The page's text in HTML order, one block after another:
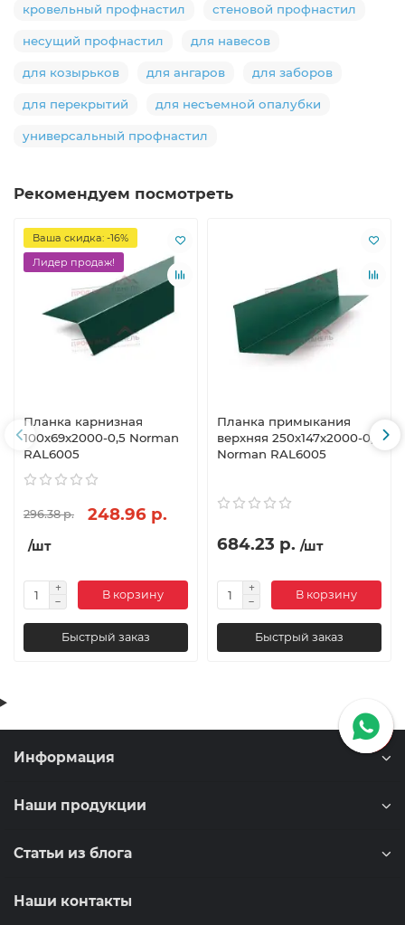
кровельный профнастил стеновой профнастил
несущий профнастил для навесов
для козырьков для ангаров для заборов
для перекрытий для несъемной опалубки
универсальный профнастил
Рекомендуем посмотреть
Ваша скидка: -16%
Лидер продаж!
Планка карнизная
100х69х2000-0,5 Norman
RAL6005
296.38 р. 248.96 р.
/шт
В корзину
Быстрый заказ
Планка примыкания
верхняя 250х147х2000-0,5
Norman RAL6005
684.23 р. /шт
В корзину
Быстрый заказ
Информация
Наши продукции
Статьи из блога
Наши контакты